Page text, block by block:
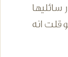
سائليها
قلت انه